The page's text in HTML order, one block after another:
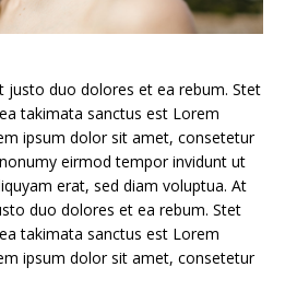
justo duo dolores et ea rebum. Stet
takimata sanctus est Lorem
ipsum dolor sit amet, consetetur
eirmod tempor invidunt ut
erat, sed diam voluptua. At
duo dolores et ea rebum. Stet
takimata sanctus est Lorem
ipsum dolor sit amet, consetetur